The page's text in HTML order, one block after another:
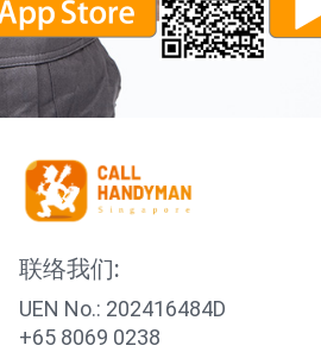
联络我们:
UEN No.: 202416484D
+65 8069 0238